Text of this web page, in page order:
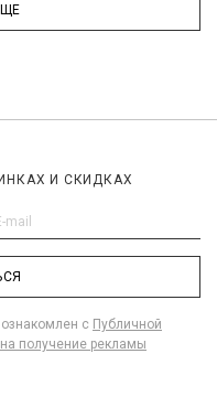
И СКИДКАХ
с Публичной
получение рекламы